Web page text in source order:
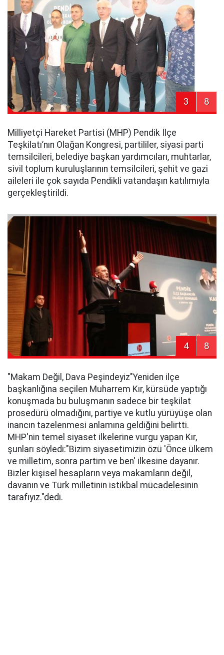
3 8
Milliyetçi Hareket Partisi (MHP) Pendik İlçe
Teşkilatı’nın Olağan Kongresi, partililer, siyasi parti
temsilcileri, belediye başkan yardımcıları, muhtarlar,
sivil toplum kuruluşlarının temsilcileri, şehit ve gazi
aileleri ile çok sayıda Pendikli vatandaşın katılımıyla
gerçekleştirildi.
4 8
​"Makam Değil, Dava Peşindeyiz"​Yeniden ilçe
başkanlığına seçilen Muharrem Kır, kürsüde yaptığı
konuşmada bu buluşmanın sadece bir teşkilat
prosedürü olmadığını, partiye ve kutlu yürüyüşe olan
inancın tazelenmesi anlamına geldiğini belirtti.
MHP'nin temel siyaset ilkelerine vurgu yapan Kır,
şunları söyledi:​"Bizim siyasetimizin özü 'Önce ülkem
ve milletim, sonra partim ve ben' ilkesine dayanır.
Bizler kişisel hesapların veya makamların değil,
davanın ve Türk milletinin istikbal mücadelesinin
tarafıyız."dedi.